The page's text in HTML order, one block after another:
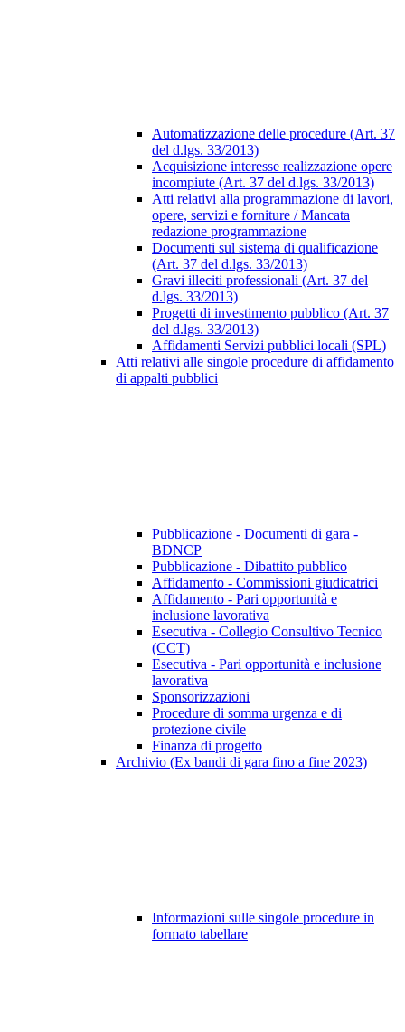
Automatizzazione delle procedure (Art. 37
del d.lgs. 33/2013)
Acquisizione interesse realizzazione opere
incompiute (Art. 37 del d.lgs. 33/2013)
Atti relativi alla programmazione di lavori,
opere, servizi e forniture / Mancata
redazione programmazione
Documenti sul sistema di qualificazione
(Art. 37 del d.lgs. 33/2013)
Gravi illeciti professionali (Art. 37 del
d.lgs. 33/2013)
Progetti di investimento pubblico (Art. 37
del d.lgs. 33/2013)
Affidamenti Servizi pubblici locali (SPL)
Atti relativi alle singole procedure di affidamento
di appalti pubblici
Pubblicazione - Documenti di gara -
BDNCP
Pubblicazione - Dibattito pubblico
Affidamento - Commissioni giudicatrici
Affidamento - Pari opportunità e
inclusione lavorativa
Esecutiva - Collegio Consultivo Tecnico
(CCT)
Esecutiva - Pari opportunità e inclusione
lavorativa
Sponsorizzazioni
Procedure di somma urgenza e di
protezione civile
Finanza di progetto
Archivio (Ex bandi di gara fino a fine 2023)
Informazioni sulle singole procedure in
formato tabellare